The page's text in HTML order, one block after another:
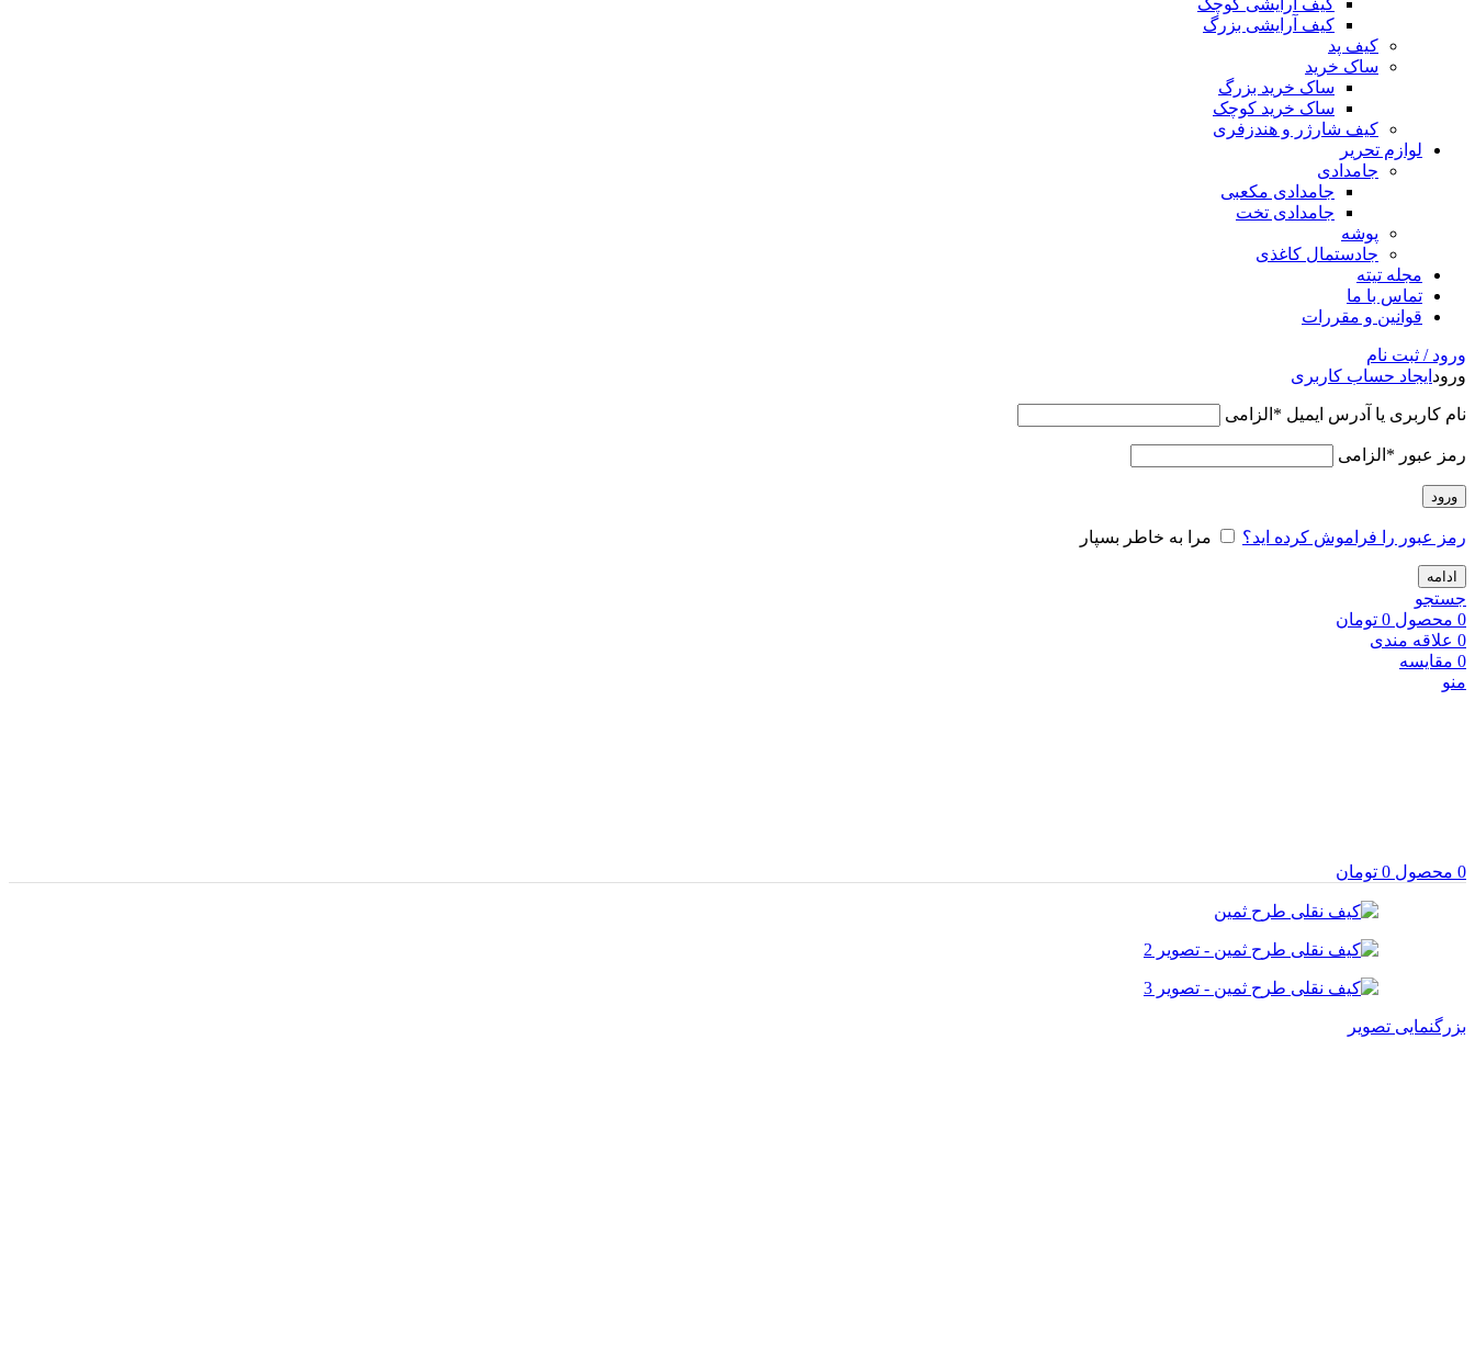
کیف آرایشی کوچک
کیف آرایشی بزرگ
کیف پد
ساک خرید
ساک خرید بزرگ
ساک خرید کوچک
کیف شارژر و هندزفری
لوازم تحریر
جامدادی
جامدادی مکعبی
جامدادی تخت
پوشه
جادستمال کاغذی
مجله تیته
تماس با ما
قوانین و مقررات
ورود / ثبت نام
ورود ایجاد حساب کاربری
نام کاربری یا آدرس ایمیل * الزامی
رمز عبور * الزامی
ورود
رمز عبور را فراموش کرده اید؟ مرا به خاطر بسپار
ادامه
جستجو
0 محصول 0 تومان
0 علاقه مندی
0 مقایسه
منو
0 محصول 0 تومان
بزرگنمایی تصویر